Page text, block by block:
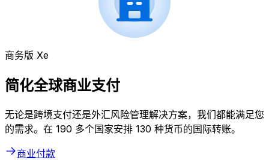
商务版 Xe
简化全球商业支付
无论是跨境支付还是外汇风险管理解决方案，我们都能满足您
的需求。在 190 多个国家安排 130 种货币的国际转账。
商业付款